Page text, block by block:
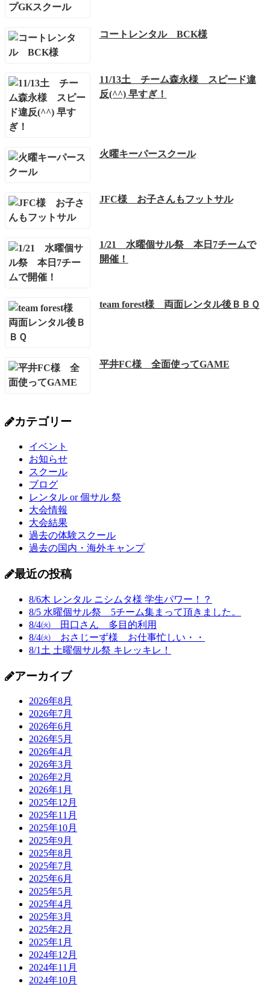
コートレンタル BCK様
11/13土 チーム森永様 スピード違
反(^^) 早すぎ！
火曜キーパースクール
JFC様 お子さんもフットサル
1/21 水曜個サル祭 本日7チームで
開催！
team forest様 両面レンタル後ＢＢＱ
平井FC様 全面使ってGAME
カテゴリー
イベント
お知らせ
スクール
ブログ
レンタル or 個サル 祭
大会情報
大会結果
過去の体験スクール
過去の国内・海外キャンプ
最近の投稿
8/6木 レンタル ニシムタ様 学生パワー！？
8/5 水曜個サル祭 5チーム集まって頂きました。
8/4㈫ 田口さん 多目的利用
8/4㈫ おさじーず様 お仕事忙しい・・
8/1土 土曜個サル祭 キレッキレ！
アーカイブ
2026年8月
2026年7月
2026年6月
2026年5月
2026年4月
2026年3月
2026年2月
2026年1月
2025年12月
2025年11月
2025年10月
2025年9月
2025年8月
2025年7月
2025年6月
2025年5月
2025年4月
2025年3月
2025年2月
2025年1月
2024年12月
2024年11月
2024年10月